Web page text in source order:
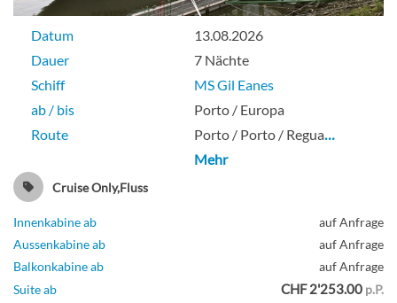
Datum
13.08.2026
Dauer
7 Nächte
Schiff
MS Gil Eanes
ab / bis
Porto / Europa
Route
Porto / Porto / Regua…
Mehr
Cruise Only,Fluss
Innenkabine ab
auf Anfrage
Aussenkabine ab
auf Anfrage
Balkonkabine ab
auf Anfrage
Suite ab
CHF 2'253.00 p.P.